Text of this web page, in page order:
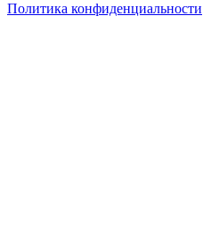
Политика конфиденциальности